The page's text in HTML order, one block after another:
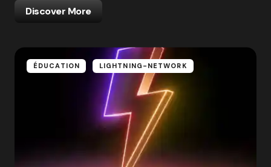
Discover More
ÉDUCATION LIGHTNING-NETWORK